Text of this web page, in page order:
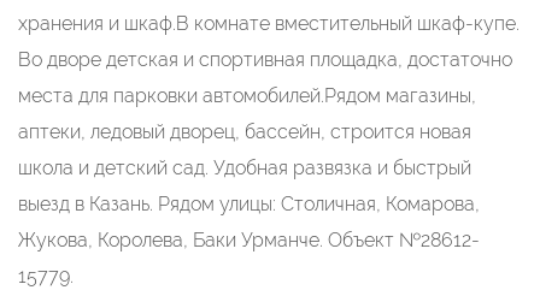
хранения и шкаф.В комнате вместительный шкаф-купе.
Во дворе детская и спортивная площадка, достаточно
места для парковки автомобилей.Рядом магазины,
аптеки, ледовый дворец, бассейн, строится новая
школа и детский сад. Удобная развязка и быстрый
выезд в Казань. Рядом улицы: Столичная, Комарова,
Жукова, Королева, Баки Урманче. Объект №28612-
15779.